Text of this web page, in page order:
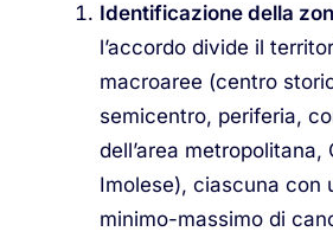
Identificazione della
l’accordo divide il
macroaree (centro
semicentro, periferia,
dell’area metropolitana,
Imolese), ciascuna con
minimo-massimo di